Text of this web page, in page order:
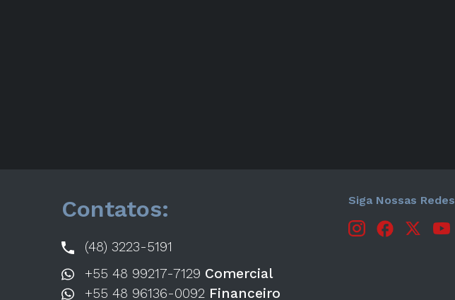
Contatos:
(48) 3223-5191
+55 48 99217-7129 Comercial
+55 48 96136-0092 Financeiro
Siga Nossas Redes